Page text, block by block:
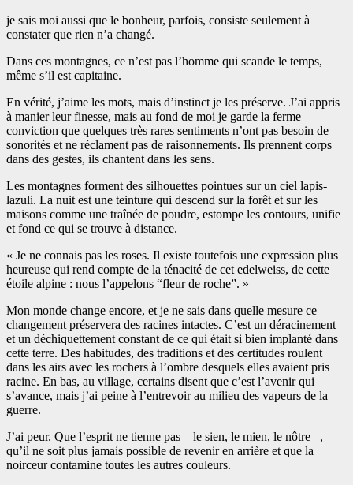
je sais moi aussi que le bonheur, parfois, consiste seulement à
constater que rien n’a changé.
Dans ces montagnes, ce n’est pas l’homme qui scande le temps,
même s’il est capitaine.
En vérité, j’aime les mots, mais d’instinct je les préserve. J’ai appris
à manier leur finesse, mais au fond de moi je garde la ferme
conviction que quelques très rares sentiments n’ont pas besoin de
sonorités et ne réclament pas de raisonnements. Ils prennent corps
dans des gestes, ils chantent dans les sens.
Les montagnes forment des silhouettes pointues sur un ciel lapis-
lazuli. La nuit est une teinture qui descend sur la forêt et sur les
maisons comme une traînée de poudre, estompe les contours, unifie
et fond ce qui se trouve à distance.
« Je ne connais pas les roses. Il existe toutefois une expression plus
heureuse qui rend compte de la ténacité de cet edelweiss, de cette
étoile alpine : nous l’appelons “fleur de roche”. »
Mon monde change encore, et je ne sais dans quelle mesure ce
changement préservera des racines intactes. C’est un déracinement
et un déchiquettement constant de ce qui était si bien implanté dans
cette terre. Des habitudes, des traditions et des certitudes roulent
dans les airs avec les rochers à l’ombre desquels elles avaient pris
racine. En bas, au village, certains disent que c’est l’avenir qui
s’avance, mais j’ai peine à l’entrevoir au milieu des vapeurs de la
guerre.
J’ai peur. Que l’esprit ne tienne pas – le sien, le mien, le nôtre –,
qu’il ne soit plus jamais possible de revenir en arrière et que la
noirceur contamine toutes les autres couleurs.